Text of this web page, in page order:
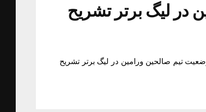
در لیگ برتر تشریح
تیم صالحین ورامین در لیگ برتر تشریح